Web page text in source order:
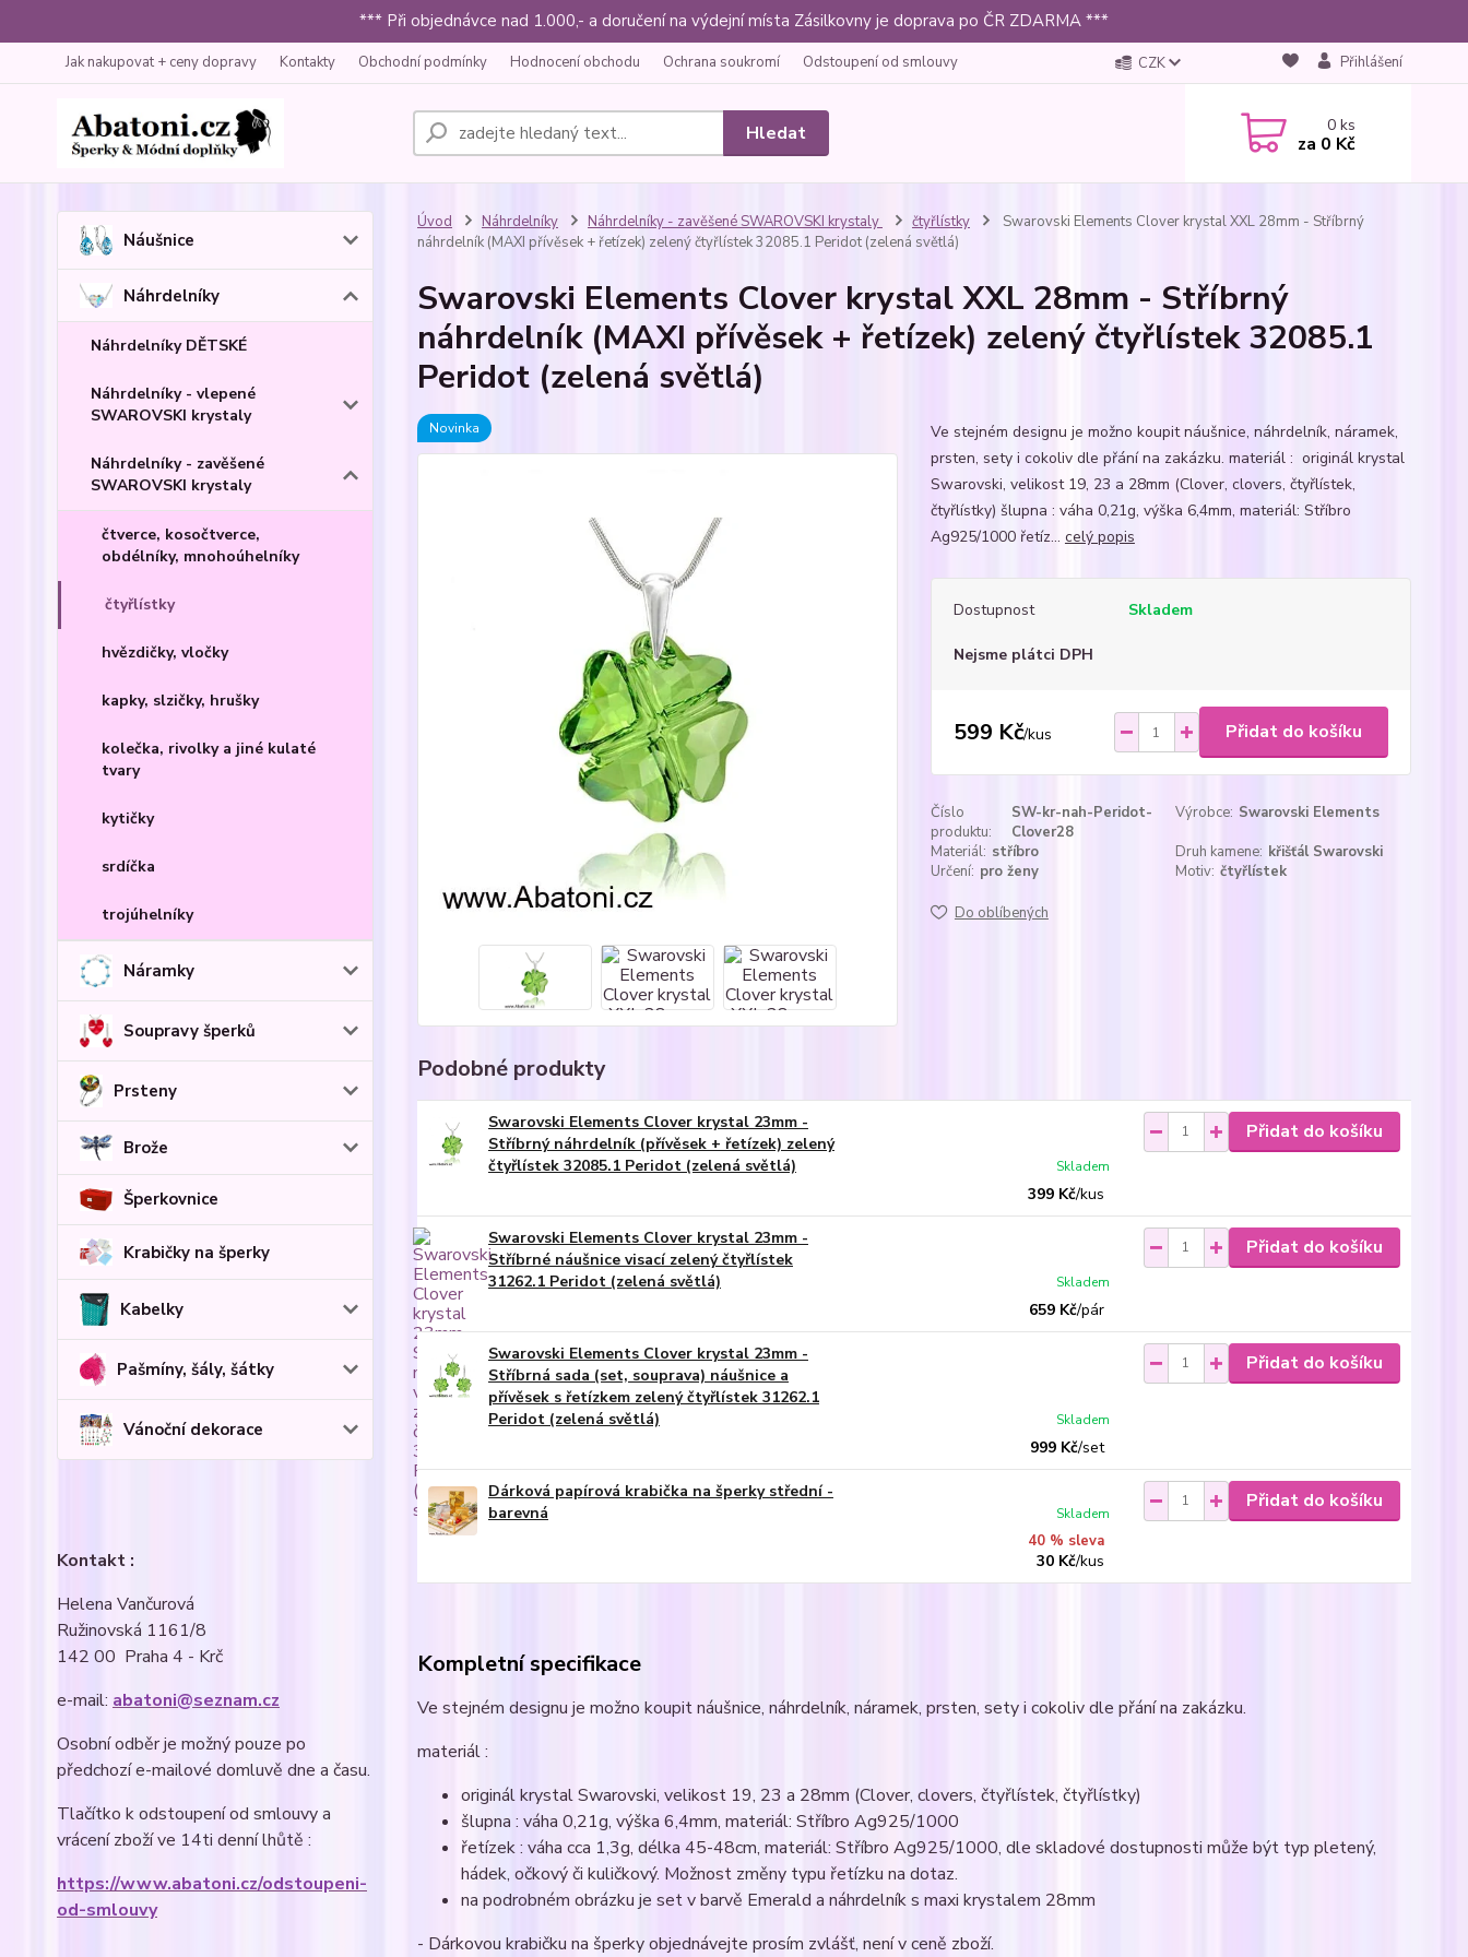
*** Při objednávce nad 1.000,- a doručení na výdejní místa Zásilkovny je doprava po ČR ZDARMA ***
Jak nakupovat + ceny dopravy Kontakty Obchodní podmínky Hodnocení obchodu Ochrana soukromí Odstoupení od smlouvy CZK Přihlášení
Hledat 0ks
za 0 Kč
Náušnice
Náhrdelníky
Náhrdelníky DĚTSKÉ
Náhrdelníky - vlepené
SWAROVSKI krystaly
Náhrdelníky - zavěšené
SWAROVSKI krystaly
čtverce, kosočtverce,
obdélníky, mnohoúhelníky
čtyřlístky
hvězdičky, vločky
kapky, slzičky, hrušky
kolečka, rivolky a jiné kulaté
tvary
kytičky
srdíčka
trojúhelníky
Náramky
Soupravy šperků
Prsteny
Brože
Šperkovnice
Krabičky na šperky
Kabelky
Pašmíny, šály, šátky
Vánoční dekorace
Kontakt :
Helena Vančurová
Ružinovská 1161/8
142 00 Praha 4 - Krč
e-mail: abatoni@seznam.cz
Osobní odběr je možný pouze po
předchozí e-mailové domluvě dne a času.
Tlačítko k odstoupení od smlouvy a
vrácení zboží ve 14ti denní lhůtě :
https://www.abatoni.cz/odstoupeni-
od-smlouvy
Úvod Náhrdelníky Náhrdelníky - zavěšené SWAROVSKI krystaly čtyřlístky
Swarovski Elements Clover krystal XXL 28mm - Stříbrný
náhrdelník (MAXI přívěsek + řetízek) zelený čtyřlístek 32085.1 Peridot (zelená světlá)
Swarovski Elements Clover krystal XXL 28mm - Stříbrný
náhrdelník (MAXI přívěsek + řetízek) zelený čtyřlístek 32085.1
Peridot (zelená světlá)
Novinka
Ve stejném designu je možno koupit náušnice, náhrdelník, náramek,
prsten, sety i cokoliv dle přání na zakázku. materiál : originál krystal
Swarovski, velikost 19, 23 a 28mm (Clover, clovers, čtyřlístek,
čtyřlístky) šlupna : váha 0,21g, výška 6,4mm, materiál: Stříbro
Ag925/1000 řetíz... celý popis
Dostupnost Skladem
Nejsme plátci DPH
599 Kč/kus Přidat do košíku
Číslo
produktu:
SW-kr-nah-Peridot-
Clover28
Výrobce: Swarovski Elements
Materiál: stříbro Druh kamene: křišťál Swarovski
Určení: pro ženy Motiv: čtyřlístek
Do oblíbených
Podobné produkty
Swarovski Elements Clover krystal 23mm -
Stříbrný náhrdelník (přívěsek + řetízek) zelený
čtyřlístek 32085.1 Peridot (zelená světlá)
399 Kč/kus
Skladem
Přidat do košíku
Swarovski Elements Clover krystal 23mm -
Stříbrné náušnice visací zelený čtyřlístek
31262.1 Peridot (zelená světlá)
659 Kč/pár
Skladem
Přidat do košíku
Swarovski Elements Clover krystal 23mm -
Stříbrná sada (set, souprava) náušnice a
přívěsek s řetízkem zelený čtyřlístek 31262.1
Peridot (zelená světlá)
999 Kč/set
Skladem
Přidat do košíku
Dárková papírová krabička na šperky střední -
barevná
40 % sleva
30 Kč/kus
Skladem
Přidat do košíku
Kompletní specifikace
Ve stejném designu je možno koupit náušnice, náhrdelník, náramek, prsten, sety i cokoliv dle přání na zakázku.
materiál :
originál krystal Swarovski, velikost 19, 23 a 28mm (Clover, clovers, čtyřlístek, čtyřlístky)
šlupna : váha 0,21g, výška 6,4mm, materiál: Stříbro Ag925/1000
řetízek : váha cca 1,3g, délka 45-48cm, materiál: Stříbro Ag925/1000, dle skladové dostupnosti může být typ pletený,
hádek, očkový či kuličkový. Možnost změny typu řetízku na dotaz.
na podrobném obrázku je set v barvě Emerald a náhrdelník s maxi krystalem 28mm
- Dárkovou krabičku na šperky objednávejte prosím zvlášť, není v ceně zboží.